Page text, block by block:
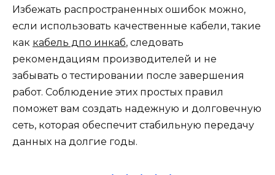
Избежать распространенных ошибок можно,
если использовать качественные кабели, такие
как кабель дпо инкаб, следовать
рекомендациям производителей и не
забывать о тестировании после завершения
работ. Соблюдение этих простых правил
поможет вам создать надежную и долговечную
сеть, которая обеспечит стабильную передачу
данных на долгие годы.